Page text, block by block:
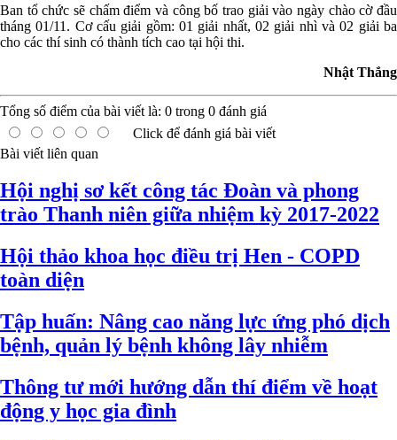
Ban tổ chức sẽ chấm điểm và công bố trao giải vào ngày chào cờ đầu
tháng 01/11. Cơ cấu giải gồm: 01 giải nhất, 02 giải nhì và 02 giải ba
cho các thí sinh có thành tích cao tại hội thi.
Nhật Thắng
Tổng số điểm của bài viết là: 0 trong 0 đánh giá
Click để đánh giá bài viết
Bài viết liên quan
Hội nghị sơ kết công tác Đoàn và phong
trào Thanh niên giữa nhiệm kỳ 2017-2022
Hội thảo khoa học điều trị Hen - COPD
toàn diện
Tập huấn: Nâng cao năng lực ứng phó dịch
bệnh, quản lý bệnh không lây nhiễm
Thông tư mới hướng dẫn thí điểm về hoạt
động y học gia đình